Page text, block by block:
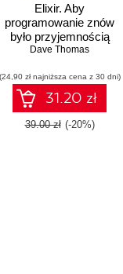
Elixir. Aby
programowanie znów
było przyjemnością
(ebook)
Dave Thomas
(24,90 zł najniższa cena z 30 dni)
31.20 zł
39.00 zł (-20%)